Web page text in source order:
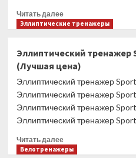
Читать далееПрочитать
больше
тренажер
Sportop
E7000P+
(Лучшая
цена)
Эллиптические тренажеры
Эллиптический тренажер
(Лучшая цена)
Эллиптический тренажер
Эллиптический тренажер
Эллиптический тренажер
Эллиптический тренажер
Читать далееПрочитать
больше
Велотренажеры